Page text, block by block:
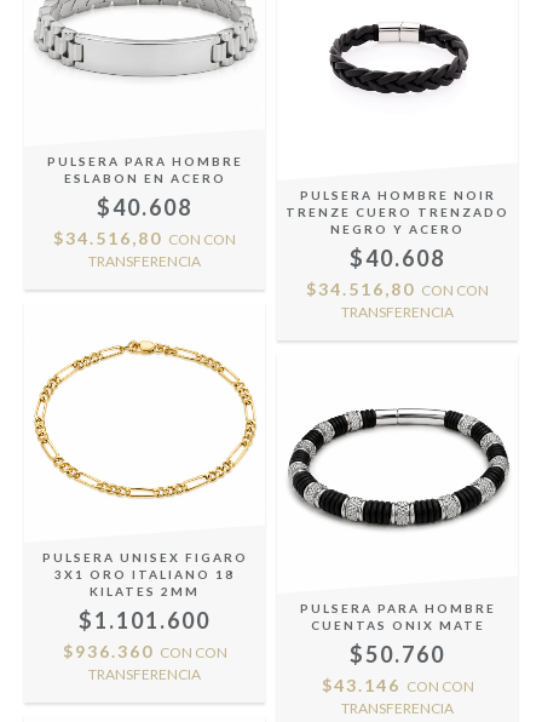
PULSERA PARA HOMBRE
ESLABON EN ACERO
$40.608
$34.516,80 CON CON
TRANSFERENCIA
PULSERA HOMBRE NOIR
TRENZE CUERO TRENZADO
NEGRO Y ACERO
$40.608
$34.516,80 CON CON
TRANSFERENCIA
PULSERA UNISEX FIGARO
3X1 ORO ITALIANO 18
KILATES 2MM
$1.101.600
$936.360 CON CON
TRANSFERENCIA
PULSERA PARA HOMBRE
CUENTAS ONIX MATE
$50.760
$43.146 CON CON
TRANSFERENCIA